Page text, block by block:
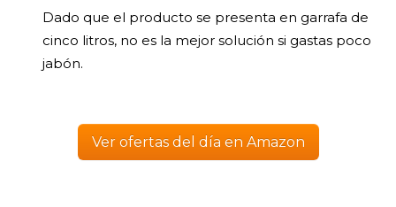
Dado que el producto se presenta en garrafa de
cinco litros, no es la mejor solución si gastas poco
jabón.
Ver ofertas del día en Amazon